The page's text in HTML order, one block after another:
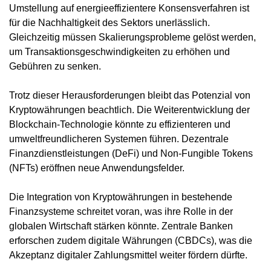
Umstellung auf energieeffizientere Konsensverfahren ist
für die Nachhaltigkeit des Sektors unerlässlich.
Gleichzeitig müssen Skalierungsprobleme gelöst werden,
um Transaktionsgeschwindigkeiten zu erhöhen und
Gebühren zu senken.
Trotz dieser Herausforderungen bleibt das Potenzial von
Kryptowährungen beachtlich. Die Weiterentwicklung der
Blockchain-Technologie könnte zu effizienteren und
umweltfreundlicheren Systemen führen. Dezentrale
Finanzdienstleistungen (DeFi) und Non-Fungible Tokens
(NFTs) eröffnen neue Anwendungsfelder.
Die Integration von Kryptowährungen in bestehende
Finanzsysteme schreitet voran, was ihre Rolle in der
globalen Wirtschaft stärken könnte. Zentrale Banken
erforschen zudem digitale Währungen (CBDCs), was die
Akzeptanz digitaler Zahlungsmittel weiter fördern dürfte.